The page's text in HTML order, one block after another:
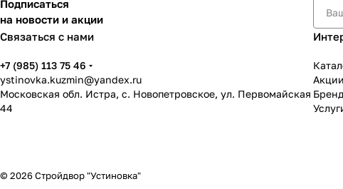
Подписаться
на новости и акции
Связаться с нами
+7 (985) 113 75 46
ystinovka.kuzmin@yandex.ru
Московская обл. Истра, с. Новопетровское, ул. Первомайская
44
Акции
© 2026 Стройдвор "Устиновка"